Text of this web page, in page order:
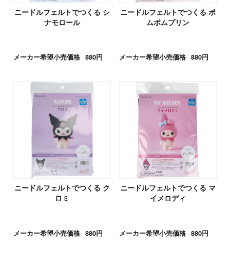
ニードルフェルトでつくる シ
ナモロール
メーカー希望小売価格 880円
ニードルフェルトでつくる ポ
ムポムプリン
メーカー希望小売価格 880円
ニードルフェルトでつくる ク
ロミ
メーカー希望小売価格 880円
ニードルフェルトでつくる マ
イメロディ
メーカー希望小売価格 880円